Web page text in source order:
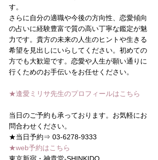
す。
さらに自分の適職や今後の方向性、恋愛傾向
の占いに経験豊富で質の高い丁寧な鑑定が魅
力です。貴方の未来の人生のヒントや生きる
希望を見出しにいらしてください。初めての
方でも大歓迎です。恋愛や人生が願い通りに
行くためのお手伝いをお任せください。
★逢愛ミリサ先生のプロフィールはこちら
当日のご予約も承っております。お気軽にお
問合わせください。
★当日予約⇒ 03-6278-9333
★web予約はこちら